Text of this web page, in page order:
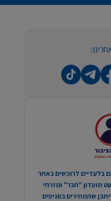
בלעדיים לרוכשים באתר
מועדון "חבר" ומזרחי
שהמחירים בסניפים